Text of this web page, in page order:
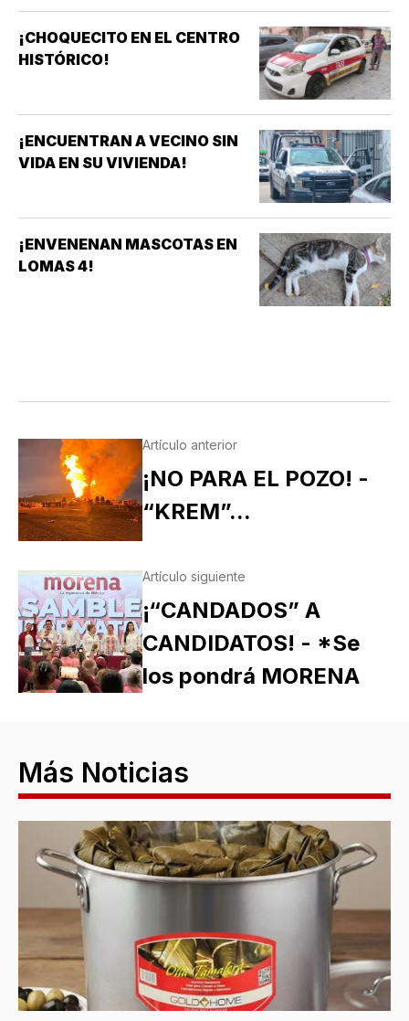
¡CHOQUECITO EN EL CENTRO
HISTÓRICO!
¡ENCUENTRAN A VECINO SIN
VIDA EN SU VIVIENDA!
¡ENVENENAN MASCOTAS EN
LOMAS 4!
Artículo anterior
¡NO PARA EL POZO! -
“KREM”...
Artículo siguiente
¡“CANDADOS” A
CANDIDATOS! - *Se
los pondrá MORENA
Más Noticias